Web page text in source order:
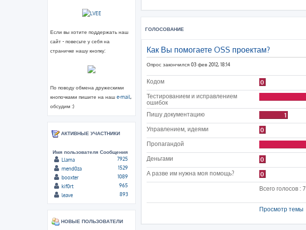
ГОЛОСОВАНИЕ
Как Вы помогаете OSS проектам?
Опрос закончился 03 фев 2012, 18:14
Кодом 0
Тестированием и исправлением
ошибок
Пишу документацию 1
Управлением, идеями
0
Пропагандой
Деньгами
0
А разве им нужна моя помощь?
0
Всего голосов : 7
Просмотр темы
Если вы хотите поддержать наш
сайт - повесьте у себя на
страничке нашу кнопку:
По поводу обмена дружескими
кнопочками пишите на наш e-mail,
обсудим :)
АКТИВНЫЕ УЧАСТНИКИ
Имя пользователя Сообщения
Llama
7925
mend0za
1529
booxter
1089
kif0rt
965
leave
893
НОВЫЕ ПОЛЬЗОВАТЕЛИ